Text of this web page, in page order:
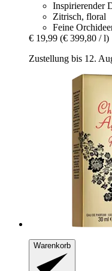
Inspirierender
Zitrisch, floral
Feine
€ 19,99 (€ 399,80 / l)
Zustellung bis 12.
Warenkorb